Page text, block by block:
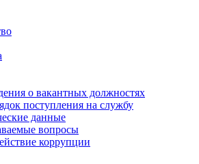
о вакантных должностях
поступления на службу
данные
вопросы
коррупции